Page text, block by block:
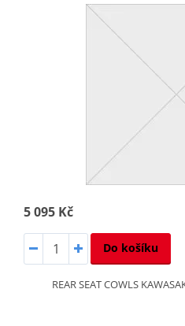
5 095 Kč
Do košíku
REAR SEAT COWLS